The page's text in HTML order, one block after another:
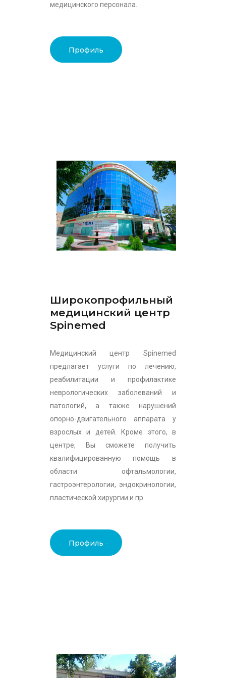
медицинского персонала.
Профиль
Широкопрофильный
медицинский центр
Spinemed
Медицинский центр Spinemed
предлагает услуги по лечению,
реабилитации и профилактике
неврологических заболеваний и
патологий, а также нарушений
опорно-двигательного аппарата у
взрослых и детей. Кроме этого, в
центре, Вы сможете получить
квалифицированную помощь в
области офтальмологии,
гастроэнтерологии, эндокринологии,
пластической хирургии и пр.
Профиль